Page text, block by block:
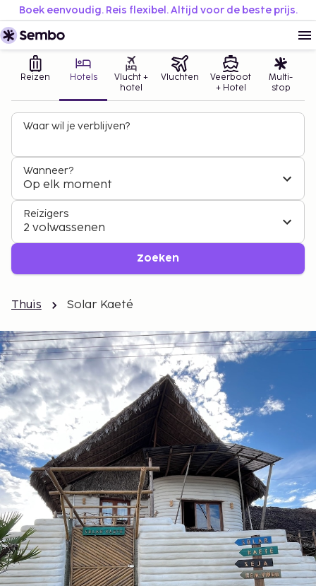
Boek eenvoudig. Reis flexibel. Altijd voor de beste prijs.
Reizen Hotels
Vlucht +
hotel
Vluchten
Veerboot
+ Hotel
Multi-
stop
Waar wil je verblijven?
Wanneer?
Op elk moment
Reizigers
2 volwassenen
Zoeken
Thuis Solar Kaeté